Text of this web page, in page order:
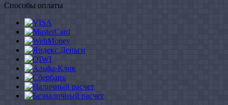
Способы оплаты